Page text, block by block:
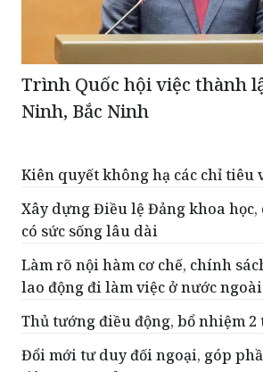
Ninh, Bắc Ninh
Kiên quyết không hạ các chỉ tiêu
Xây dựng Điều lệ Đảng khoa học,
có sức sống lâu dài
Làm rõ nội hàm cơ chế, chính
lao động đi làm việc ở nước ngoài